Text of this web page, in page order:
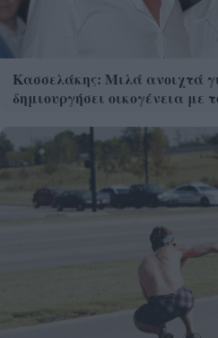
Κασσελάκης: Μιλά ανοιχτά
δημιουργήσει οικογένεια με